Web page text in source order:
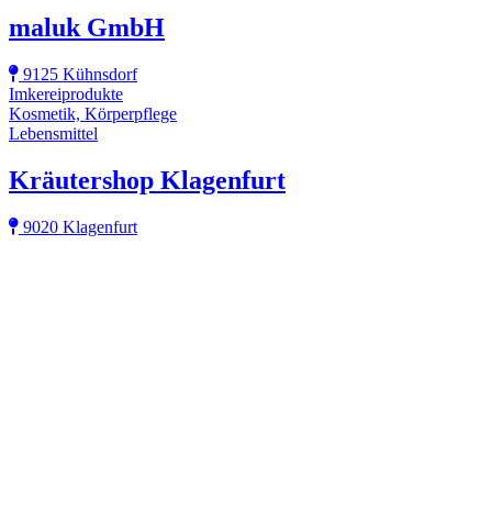
maluk GmbH
9125 Kühnsdorf
Imkereiprodukte
Kosmetik, Körperpflege
Lebensmittel
Kräutershop Klagenfurt
9020 Klagenfurt